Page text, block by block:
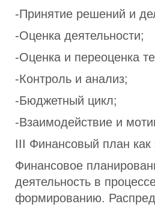
-Принятие решений и
-Оценка деятельности;
-Оценка и переоценка
-Контроль и анализ;
-Бюджетный цикл;
-Взаимодействие и
III Финансовый план как
Финансовое
деятельность в
формированию.